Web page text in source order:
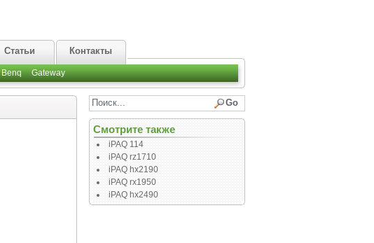
Статьи Контакты
Benq Gateway
Смотрите также
iPAQ 114
iPAQ rz1710
iPAQ hx2190
iPAQ rx1950
iPAQ hx2490